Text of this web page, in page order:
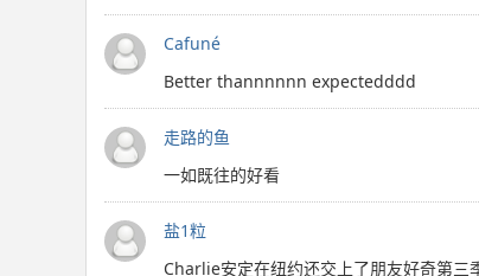
Cafuné
Better thannnnnn expectedddd
走路的鱼
一如既往的好看
盐1粒
Charlie安定在纽约还交上了朋友好奇第三